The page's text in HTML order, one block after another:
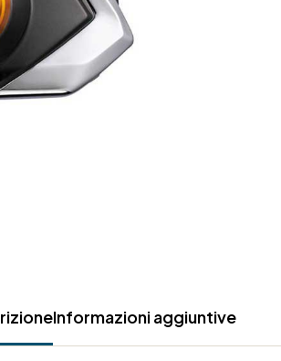
Informazioni aggiuntive